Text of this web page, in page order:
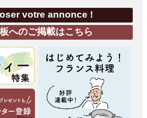
votre annonce !
へのご掲載はこちら